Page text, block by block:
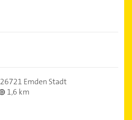
26721 Emden Stadt
1,6 km